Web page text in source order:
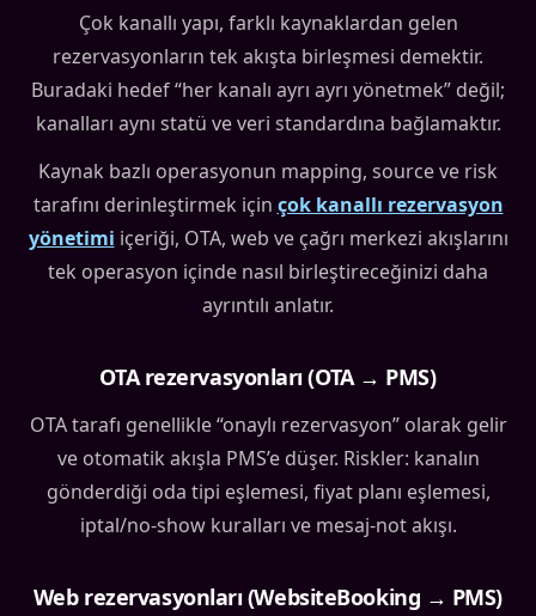
Çok kanallı yapı, farklı kaynaklardan gelen
rezervasyonların tek akışta birleşmesi demektir.
Buradaki hedef “her kanalı ayrı ayrı yönetmek” değil;
kanalları aynı statü ve veri standardına bağlamaktır.
Kaynak bazlı operasyonun mapping, source ve risk
tarafını derinleştirmek için çok kanallı rezervasyon
yönetimi içeriği, OTA, web ve çağrı merkezi akışlarını
tek operasyon içinde nasıl birleştireceğinizi daha
ayrıntılı anlatır.
OTA rezervasyonları (OTA → PMS)
OTA tarafı genellikle “onaylı rezervasyon” olarak gelir
ve otomatik akışla PMS’e düşer. Riskler: kanalın
gönderdiği oda tipi eşlemesi, fiyat planı eşlemesi,
iptal/no-show kuralları ve mesaj-not akışı.
Web rezervasyonları (WebsiteBooking → PMS)